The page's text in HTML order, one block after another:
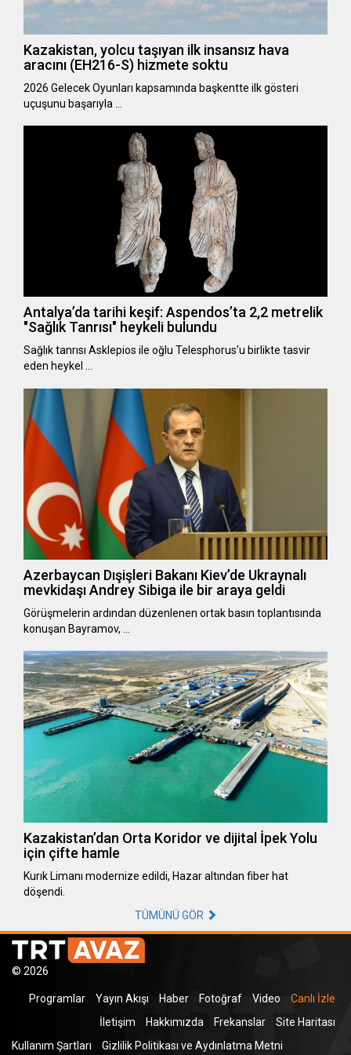
Kazakistan, yolcu taşıyan ilk insansız hava
aracını (EH216-S) hizmete soktu
2026 Gelecek Oyunları kapsamında başkentte ilk gösteri
uçuşunu başarıyla …
Antalya’da tarihi keşif: Aspendos’ta 2,2 metrelik
"Sağlık Tanrısı" heykeli bulundu
Sağlık tanrısı Asklepios ile oğlu Telesphorus’u birlikte tasvir
eden heykel …
Azerbaycan Dışişleri Bakanı Kiev’de Ukraynalı
mevkidaşı Andrey Sibiga ile bir araya geldi
Görüşmelerin ardından düzenlenen ortak basın toplantısında
konuşan Bayramov, …
Kazakistan’dan Orta Koridor ve dijital İpek Yolu
için çifte hamle
Kurık Limanı modernize edildi, Hazar altından fiber hat
döşendi.
TÜMÜNÜ GÖR
© 2026
Programlar Yayın Akışı Haber Fotoğraf Video
Canlı İzle
İletişim
Hakkımızda Frekanslar
Site Haritası
Kullanım Şartları
Gizlilik Politikası ve Aydınlatma Metni